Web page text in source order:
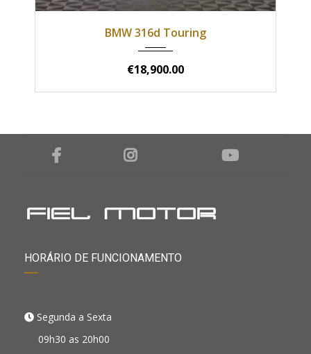
BMW 316d Touring
€18,900.00
HORÁRIO DE FUNCIONAMENTO
Segunda a Sexta
09h30 as 20h00